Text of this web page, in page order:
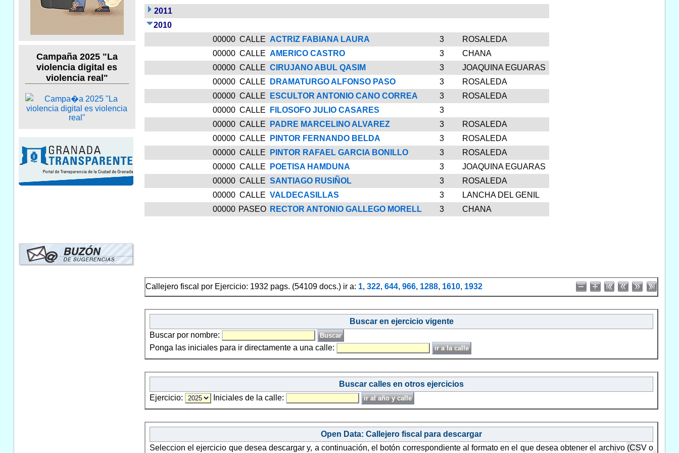
Campaña 2025 "La
violencia digital es
violencia real"
2011
2010
00000 CALLE ACTRIZ FABIANA LAURA 3
ROSALEDA
00000 CALLE AMERICO CASTRO 3
CHANA
00000 CALLE CIRUJANO ABUL QASIM 3
JOAQUINA EGUARAS
00000 CALLE DRAMATURGO ALFONSO PASO 3
ROSALEDA
00000 CALLE ESCULTOR ANTONIO CANO CORREA 3
ROSALEDA
00000 CALLE FILOSOFO JULIO CASARES
3
00000 CALLE PADRE MARCELINO ALVAREZ 3
ROSALEDA
00000 CALLE PINTOR FERNANDO BELDA 3
ROSALEDA
00000 CALLE PINTOR RAFAEL GARCIA BONILLO 3
ROSALEDA
00000 CALLE POETISA HAMDUNA 3
JOAQUINA EGUARAS
00000 CALLE SANTIAGO RUSIÑOL 3
ROSALEDA
00000 CALLE VALDECASILLAS 3
LANCHA DEL GENIL
00000 PASEO RECTOR ANTONIO GALLEGO MORELL 3 CHANA
Callejero fiscal por Ejercicio: 1932 pags. (54109 docs.) ir a: 1, 322, 644, 966, 1288, 1610, 1932
Buscar en ejercicio vigente
Buscar por nombre:
Ponga las iniciales para ir directamente a una calle:
Buscar calles en otros ejercicios
Ejercicio:
Iniciales de la calle:
Open Data: Callejero fiscal para descargar
Seleccion el ejercicio que desea descargar y, a continuación, el botón correspondiente al formato en el que desea obtener el archivo (CSV o